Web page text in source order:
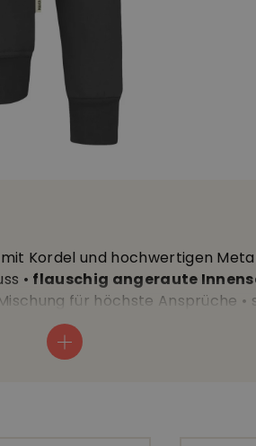
Kordel und hochwertigen
• flauschig angeraute
für höchste Ansprüche •
Polyester, 300g/m2 • Länge ca.